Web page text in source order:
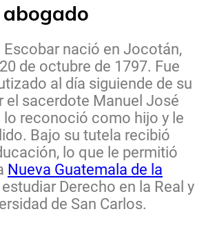
nació en Jocotán,
de octubre de 1797. Fue
al día siguiende de su
el sacerdote Manuel José
lo reconoció como hijo y le
Bajo su tutela recibió
lo que le permitió
Nueva Guatemala de la
Derecho en la Real y
de San Carlos.